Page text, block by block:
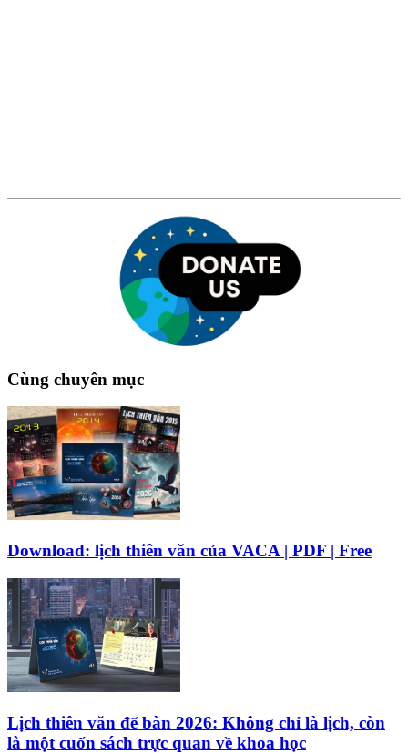
Cùng chuyên mục
Download: lịch thiên văn của VACA | PDF | Free
Lịch thiên văn để bàn 2026: Không chỉ là lịch, còn
là một cuốn sách trực quan về khoa học